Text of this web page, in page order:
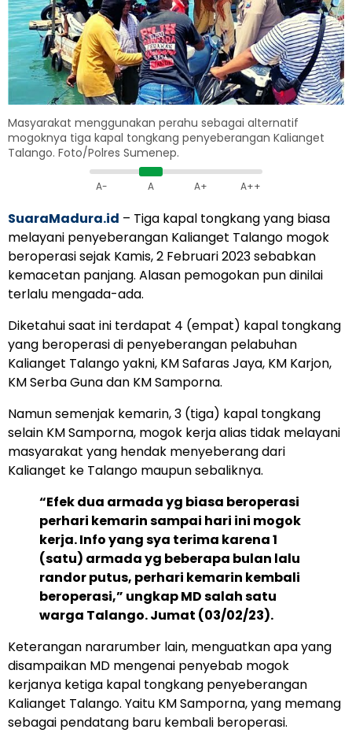
Masyarakat menggunakan perahu sebagai alternatif
mogoknya tiga kapal tongkang penyeberangan Kalianget
Talango. Foto/Polres Sumenep.
A- A A+ A++
SuaraMadura.id – Tiga kapal tongkang yang biasa
melayani penyeberangan Kalianget Talango mogok
beroperasi sejak Kamis, 2 Februari 2023 sebabkan
kemacetan panjang. Alasan pemogokan pun dinilai
terlalu mengada-ada.
Diketahui saat ini terdapat 4 (empat) kapal tongkang
yang beroperasi di penyeberangan pelabuhan
Kalianget Talango yakni, KM Safaras Jaya, KM Karjon,
KM Serba Guna dan KM Samporna.
Namun semenjak kemarin, 3 (tiga) kapal tongkang
selain KM Samporna, mogok kerja alias tidak melayani
masyarakat yang hendak menyeberang dari
Kalianget ke Talango maupun sebaliknya.
“Efek dua armada yg biasa beroperasi
perhari kemarin sampai hari ini mogok
kerja. Info yang sya terima karena 1
(satu) armada yg beberapa bulan lalu
randor putus, perhari kemarin kembali
beroperasi,” ungkap MD salah satu
warga Talango. Jumat (03/02/23).
Keterangan nararumber lain, menguatkan apa yang
disampaikan MD mengenai penyebab mogok
kerjanya ketiga kapal tongkang penyeberangan
Kalianget Talango. Yaitu KM Samporna, yang memang
sebagai pendatang baru kembali beroperasi.